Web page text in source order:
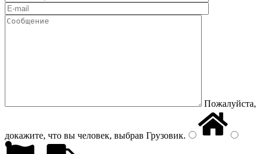
Пожалуйста,
докажите, что вы человек, выбрав Грузовик.